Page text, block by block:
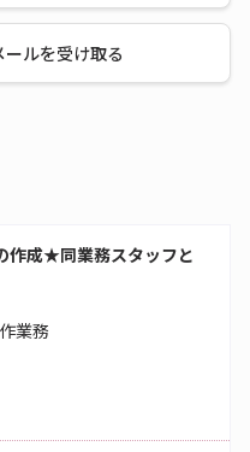
ルを受け取る
作成★同業務スタッフと
業務